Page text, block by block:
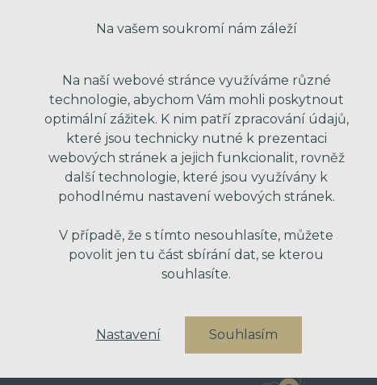
* Odesláním formuláře souhlasím se
obchodní nabídky. Vaše osobní údaje
Na vašem soukromí nám záleží
Na naší webové stránce využíváme různé
technologie, abychom Vám mohli poskytnout
optimální zážitek. K nim patří zpracování údajů,
které jsou technicky nutné k prezentaci
webových stránek a jejich funkcionalit, rovněž
další technologie, které jsou využívány k
pohodlnému nastavení webových stránek.
V případě, že s tímto nesouhlasíte, můžete
povolit jen tu část sbírání dat, se kterou
souhlasíte.
Nastavení Souhlasím